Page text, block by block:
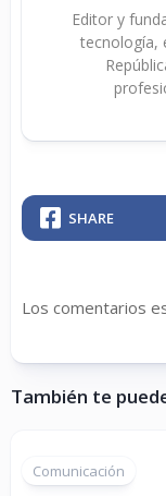
Editor y
tecnología,
SHARE
Los comentarios
También te
Comunicación